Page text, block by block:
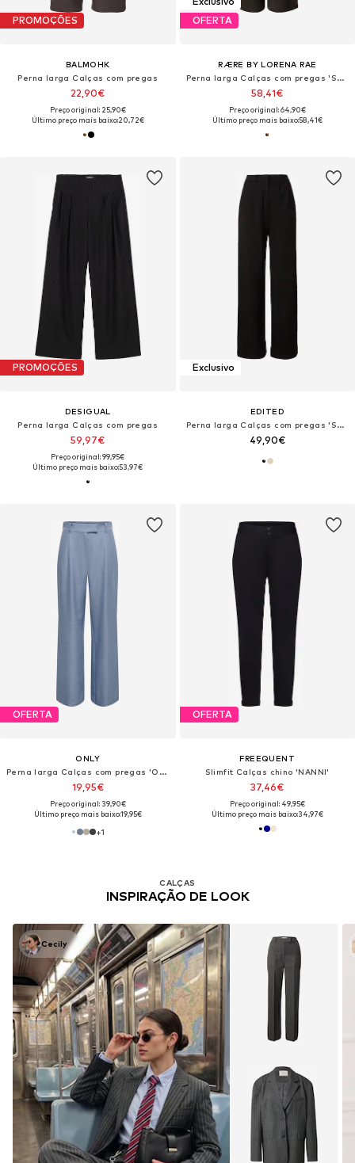
PROMOÇÕES
BALMOHK
Perna larga Calças com pregas
22,90€
Preço original: 25,90€
Último preço mais baixo:20,72€
OFERTA
RÆRE BY LORENA RAE
Perna larga Calças com pregas 'Samina'
58,41€
Preço original: 64,90€
Último preço mais baixo:58,41€
PROMOÇÕES
DESIGUAL
Perna larga Calças com pregas
59,97€
Preço original: 99,95€
Último preço mais baixo:53,97€
Exclusivo
EDITED
Perna larga Calças com pregas 'Sude'
49,90€
OFERTA
ONLY
Perna larga Calças com pregas 'ONLLinda'
19,95€
Preço original: 39,90€
Último preço mais baixo:19,95€
+1
OFERTA
FREEQUENT
Slimfit Calças chino 'NANNI'
37,46€
Preço original: 49,95€
Último preço mais baixo:34,97€
CALÇAS
INSPIRAÇÃO DE LOOK
Cecily